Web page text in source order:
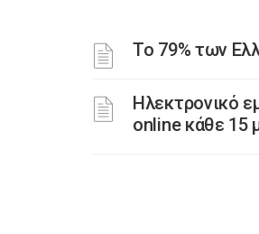
Το 79% των
Ηλεκτρονικό
online κάθε 15